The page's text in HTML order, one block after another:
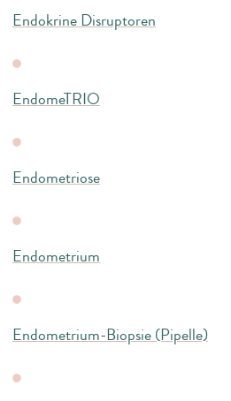
Endokrine Disruptoren
EndomeTRIO
Endometriose
Endometrium
Endometrium-Biopsie (Pipelle)